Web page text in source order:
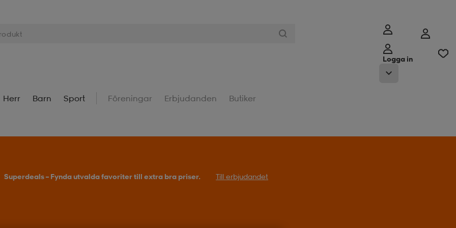
Logga in
Herr Barn Sport Föreningar Erbjudanden Butiker
Superdeals – Fynda utvalda favoriter till extra bra priser. Till erbjudandet